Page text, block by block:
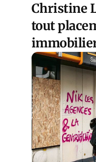
Christine
tout